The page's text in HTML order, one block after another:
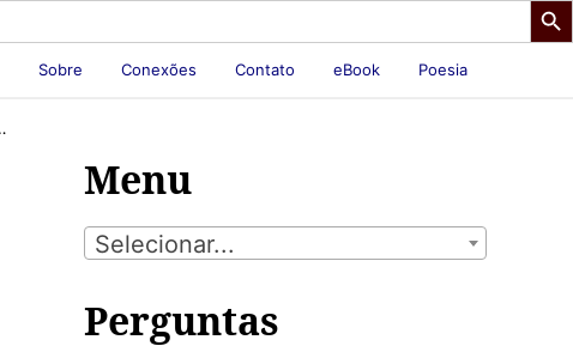
Sobre Conexões Contato eBook Poesia
Menu
Selecionar...
Perguntas